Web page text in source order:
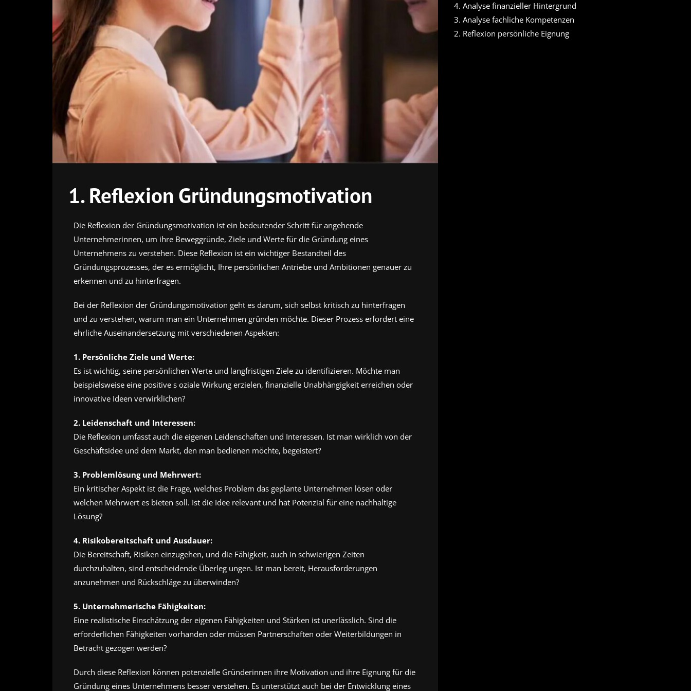
1. Reflexion Gründungsmotivation
Die Reflexion der Gründungsmotivation ist ein bedeutender Schritt für angehende
Unternehmerinnen, um ihre Beweggründe, Ziele und Werte für die Gründung eines
Unternehmens zu verstehen. Diese Reflexion ist ein wichtiger Bestandteil des
Gründungsprozesses, der es ermöglicht, Ihre persönlichen Antriebe und Ambitionen genauer zu
erkennen und zu hinterfragen.
Bei der Reflexion der Gründungsmotivation geht es darum, sich selbst kritisch zu hinterfragen
und zu verstehen, warum man ein Unternehmen gründen möchte. Dieser Prozess erfordert eine
ehrliche Auseinandersetzung mit verschiedenen Aspekten:
1. Persönliche Ziele und Werte:
Es ist wichtig, seine persönlichen Werte und langfristigen Ziele zu identifizieren. Möchte man
beispielsweise eine positive s oziale Wirkung erzielen, finanzielle Unabhängigkeit erreichen oder
innovative Ideen verwirklichen?
2. Leidenschaft und Interessen:
Die Reflexion umfasst auch die eigenen Leidenschaften und Interessen. Ist man wirklich von der
Geschäftsidee und dem Markt, den man bedienen möchte, begeistert?
3. Problemlösung und Mehrwert:
Ein kritischer Aspekt ist die Frage, welches Problem das geplante Unternehmen lösen oder
welchen Mehrwert es bieten soll. Ist die Idee relevant und hat Potenzial für eine nachhaltige
Lösung?
4. Risikobereitschaft und Ausdauer:
Die Bereitschaft, Risiken einzugehen, und die Fähigkeit, auch in schwierigen Zeiten
durchzuhalten, sind entscheidende Überleg ungen. Ist man bereit, Herausforderungen
anzunehmen und Rückschläge zu überwinden?
5. Unternehmerische Fähigkeiten:
Eine realistische Einschätzung der eigenen Fähigkeiten und Stärken ist unerlässlich. Sind die
erforderlichen Fähigkeiten vorhanden oder müssen Partnerschaften oder Weiterbildungen in
Betracht gezogen werden?
Durch diese Reflexion können potenzielle Gründerinnen ihre Motivation und ihre Eignung für die
Gründung eines Unternehmens besser verstehen. Es unterstützt auch bei der Entwicklung eines
4. Analyse finanzieller Hintergrund
3. Analyse fachliche Kompetenzen
2. Reflexion persönliche Eignung